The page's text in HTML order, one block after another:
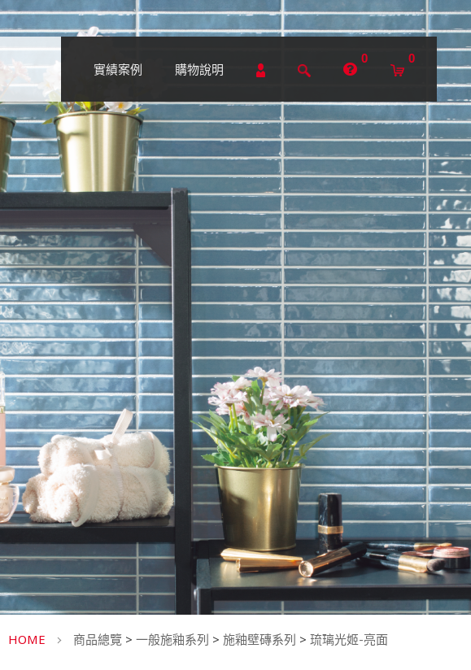
實績案例 購物說明
0 0
HOME 商品總覽 > 一般施釉系列 > 施釉壁磚系列 > 琉璃光姬-亮面